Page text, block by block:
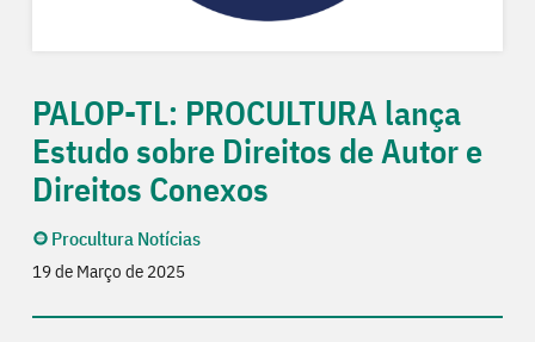
PALOP-TL: PROCULTURA lança
Estudo sobre Direitos de Autor e
Direitos Conexos
Procultura Notícias
19 de Março de 2025